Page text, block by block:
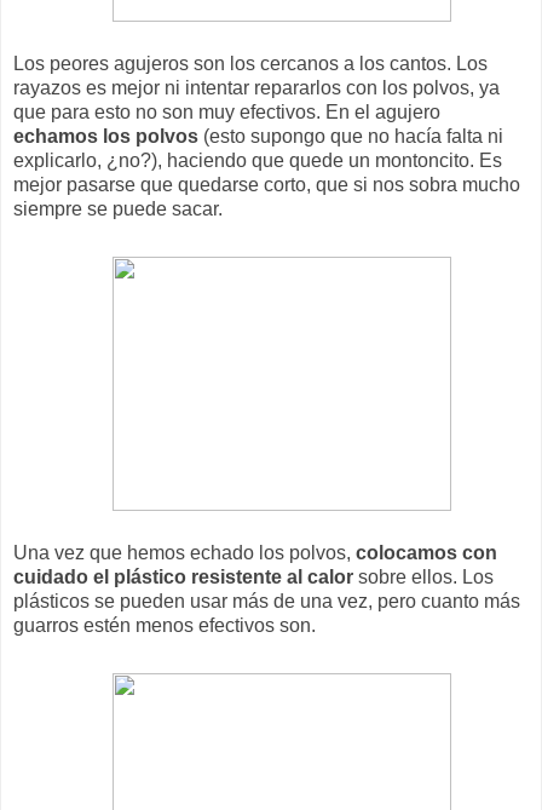
Los peores agujeros son los cercanos a los cantos. Los
rayazos es mejor ni intentar repararlos con los polvos, ya
que para esto no son muy efectivos. En el agujero
echamos los polvos (esto supongo que no hacía falta ni
explicarlo, ¿no?), haciendo que quede un montoncito. Es
mejor pasarse que quedarse corto, que si nos sobra mucho
siempre se puede sacar.
Una vez que hemos echado los polvos, colocamos con
cuidado el plástico resistente al calor sobre ellos. Los
plásticos se pueden usar más de una vez, pero cuanto más
guarros estén menos efectivos son.